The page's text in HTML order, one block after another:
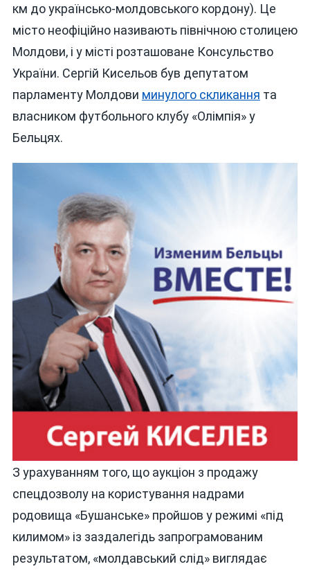
км до українсько-молдовського кордону). Це
місто неофіційно називають північною столицею
Молдови, і у місті розташоване Консульство
України. Сергій Кисельов був депутатом
парламенту Молдови минулого скликання та
власником футбольного клубу «Олімпія» у
Бельцях.
З урахуванням того, що аукціон з продажу
спецдозволу на користування надрами
родовища «Бушанське» пройшов у режимі «під
килимом» із заздалегідь запрограмованим
результатом, «молдавський слід» виглядає